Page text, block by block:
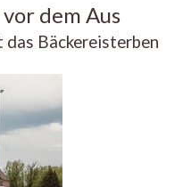
dem Aus
Bäckereisterben